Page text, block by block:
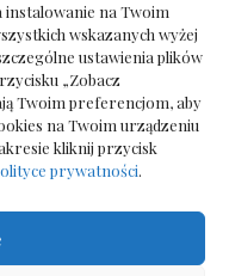
na Twoim
wskazanych wyżej
ustawienia plików
„Zobacz
Twoim preferencjom, aby
na Twoim urządzeniu
kliknij przycisk
prywatności.